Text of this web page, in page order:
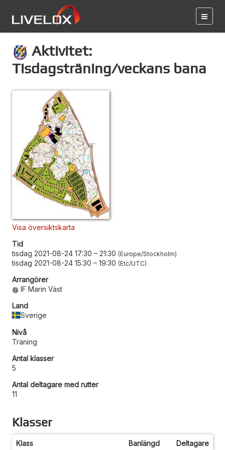
Aktivitet:
Tisdagsträning/veckans bana
Visa översiktskarta
Tid
tisdag 2021-08-24 17:30 – 21:30 Europe/Stockholm
tisdag 2021-08-24 15:30 – 19:30 Etc/UTC
Arrangörer
IF Marin Väst
Land
Sverige
Nivå
Träning
Antal klasser
5
Antal deltagare med rutter
11
Klasser
Klass Banlängd Deltagare